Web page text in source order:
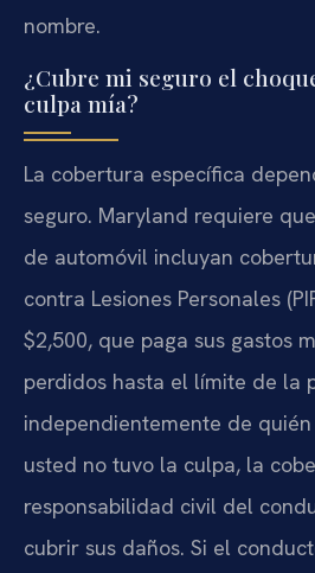
nombre.
¿Cubre mi seguro el
culpa mía?
La cobertura específica
seguro. Maryland requiere
de automóvil incluyan
contra Lesiones Personales
$2,500, que paga sus gastos
perdidos hasta el límite de la
independientemente de
usted no tuvo la culpa, la
responsabilidad civil del
cubrir sus daños. Si el